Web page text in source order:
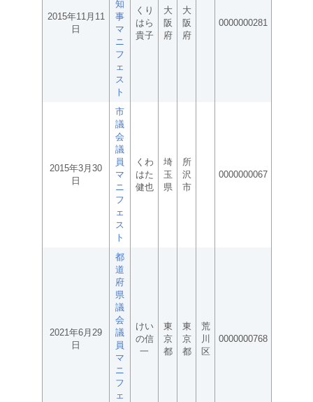
2015年11月11
日
知
事
マ
ニ
フ
ェ
ス
ト
くり
はら
貴子
大
阪
府
大
阪
府
0000000281
2015年3月30
日
市
議
会
議
員
マ
ニ
フ
ェ
ス
ト
くわ
はた
健也
埼
玉
県
所
沢
市
0000000067
2021年6月29
日
都
道
府
県
議
会
議
員
マ
ニ
フ
ェ
けい
の信
一
東
京
都
東
京
都
荒
川
区
0000000768